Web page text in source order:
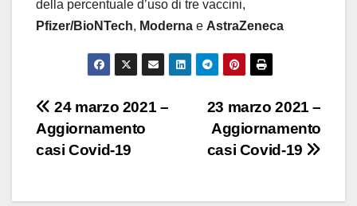
della percentuale d’uso di tre vaccini,
Pfizer/BioNTech, Moderna e AstraZeneca
Navigazione
articoli
23 marzo 2021 –
Aggiornamento
casi Covid-19
24 marzo 2021 –
Aggiornamento
casi Covid-19